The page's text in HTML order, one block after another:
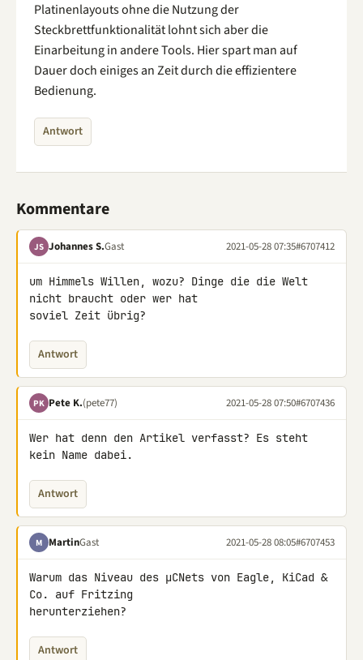
Platinenlayouts ohne die Nutzung der
Steckbrettfunktionalität lohnt sich aber die
Einarbeitung in andere Tools. Hier spart man auf
Dauer doch einiges an Zeit durch die effizientere
Bedienung.
Antwort
Kommentare
JS Johannes S.Gast 2021-05-28 07:35#6707412
um Himmels Willen, wozu? Dinge die die Welt
nicht braucht oder wer hat
soviel Zeit übrig?
Antwort
PK Pete K.(pete77) 2021-05-28 07:50#6707436
Wer hat denn den Artikel verfasst? Es steht
kein Name dabei.
Antwort
M MartinGast 2021-05-28 08:05#6707453
Warum das Niveau des µCNets von Eagle, KiCad &
Co. auf Fritzing
herunterziehen?
Antwort